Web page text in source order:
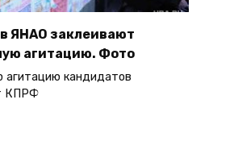
ЯНАО заклеивают
агитацию. Фото
агитацию кандидатов
КПРФ